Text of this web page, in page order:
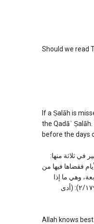
Should we read
If a Ṣalāh is
the Qadāʾ
before the days
في ثلاثة منها:
فقضاها فيها من
وهي ما إذا
فاتته في هذه الأيام فقضاها فيها من هذه السنة، فإنه يكبر لقيام وقته كالأضحية، انتهى. وقال الحصكفي في الدر المختار (٢/١٧٩): (أدى
Allah knows best